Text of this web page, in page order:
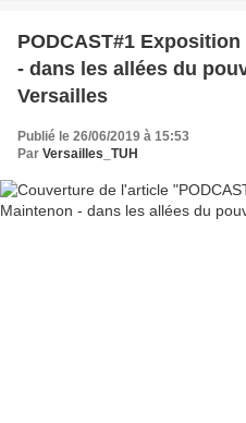
PODCAST#1
- dans les allées du
Versailles
Publié le 26/06/2019 à 15:53
Par Versailles_TUH